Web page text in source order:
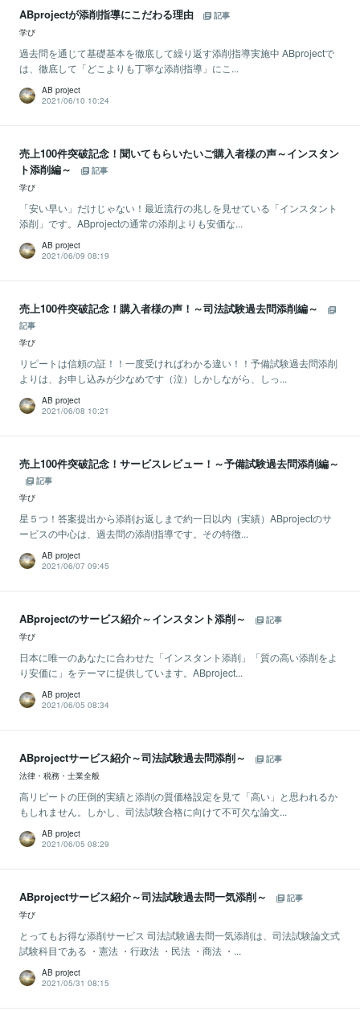
ABprojectが添削指導にこだわる理由
記事
学び
過去問を通じて基礎基本を徹底して繰り返す添削指導実施中 ABprojectで
は、徹底して「どこよりも丁寧な添削指導」にこ...
AB project
2021/06/10 10:24
売上100件突破記念！聞いてもらいたいご購入者様の声～インスタン
ト添削編～
記事
学び
「安い早い」だけじゃない！最近流行の兆しを見せている「インスタント
添削」です。ABprojectの通常の添削よりも安価な...
AB project
2021/06/09 08:19
売上100件突破記念！購入者様の声！～司法試験過去問添削編～
記事
学び
リピートは信頼の証！！一度受ければわかる違い！！予備試験過去問添削
よりは、お申し込みが少なめです（泣）しかしながら、しっ...
AB project
2021/06/08 10:21
売上100件突破記念！サービスレビュー！～予備試験過去問添削編～
記事
学び
星５つ！答案提出から添削お返しまで約一日以内（実績）ABprojectのサ
ービスの中心は、過去問の添削指導です。その特徴...
AB project
2021/06/07 09:45
ABprojectのサービス紹介～インスタント添削～
記事
学び
日本に唯一のあなたに合わせた「インスタント添削」「質の高い添削をよ
り安価に」をテーマに提供しています。ABproject...
AB project
2021/06/05 08:34
ABprojectサービス紹介～司法試験過去問添削～
記事
法律・税務・士業全般
高リピートの圧倒的実績と添削の質価格設定を見て「高い」と思われるか
もしれません。しかし、司法試験合格に向けて不可欠な論文...
AB project
2021/06/05 08:29
ABprojectサービス紹介～司法試験過去問一気添削～
記事
学び
とってもお得な添削サービス 司法試験過去問一気添削は、司法試験論文式
試験科目である ・憲法 ・行政法 ・民法 ・商法 ・...
AB project
2021/05/31 08:15